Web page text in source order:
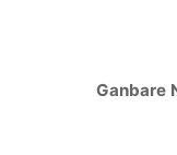
Ganbare